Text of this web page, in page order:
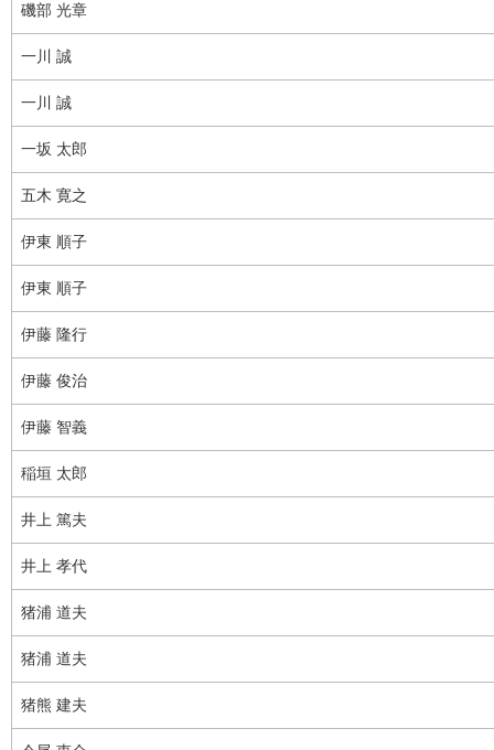
磯部 光章
一川 誠
一川 誠
一坂 太郎
五木 寛之
伊東 順子
伊東 順子
伊藤 隆行
伊藤 俊治
伊藤 智義
稲垣 太郎
井上 篤夫
井上 孝代
猪浦 道夫
猪浦 道夫
猪熊 建夫